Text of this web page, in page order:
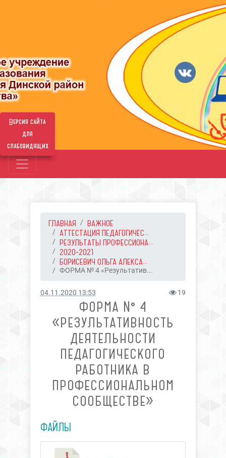
Версия сайта
для
слабовидящих
ГЛАВНАЯ
ВАЖНОЕ
АТТЕСТАЦИЯ ПЕДАГОГИЧЕС...
РЕЗУЛЬТАТЫ ПРОФЕССИОНА...
2020-2021
БОРИСЕВИЧ ОЛЬГА АЛЕКСА...
ФОРМА № 4 «Результатив...
04.11.2020 13:53 19
ФОРМА № 4
«РЕЗУЛЬТАТИВНОСТЬ
ДЕЯТЕЛЬНОСТИ
ПЕДАГОГИЧЕСКОГО
РАБОТНИКА В
ПРОФЕССИОНАЛЬНОМ
СООБЩЕСТВЕ»
ФАЙЛЫ